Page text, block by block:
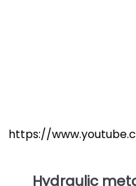
https://